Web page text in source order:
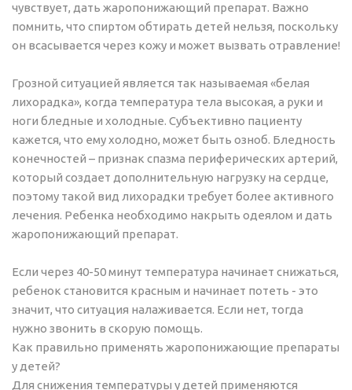
чувствует, дать жаропонижающий препарат. Важно
помнить, что спиртом обтирать детей нельзя, поскольку
он всасывается через кожу и может вызвать отравление!
Грозной ситуацией является так называемая «белая
лихорадка», когда температура тела высокая, а руки и
ноги бледные и холодные. Субъективно пациенту
кажется, что ему холодно, может быть озноб. Бледность
конечностей – признак спазма периферических артерий,
который создает дополнительную нагрузку на сердце,
поэтому такой вид лихорадки требует более активного
лечения. Ребенка необходимо накрыть одеялом и дать
жаропонижающий препарат.
Если через 40-50 минут температура начинает снижаться,
ребенок становится красным и начинает потеть - это
значит, что ситуация налаживается. Если нет, тогда
нужно звонить в скорую помощь.
Как правильно применять жаропонижающие препараты
у детей?
Для снижения температуры у детей применяются